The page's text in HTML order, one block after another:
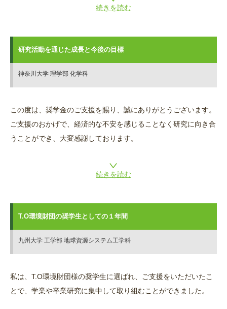
続きを読む
研究活動を通じた成長と今後の目標
神奈川大学 理学部 化学科
この度は、奨学金のご支援を賜り、誠にありがとうございます。
ご支援のおかげで、経済的な不安を感じることなく研究に向き合
うことができ、大変感謝しております。
続きを読む
T.O環境財団の奨学生としての１年間
九州大学 工学部 地球資源システム工学科
私は、T.O環境財団様の奨学生に選ばれ、ご支援をいただいたこ
とで、学業や卒業研究に集中して取り組むことができました。